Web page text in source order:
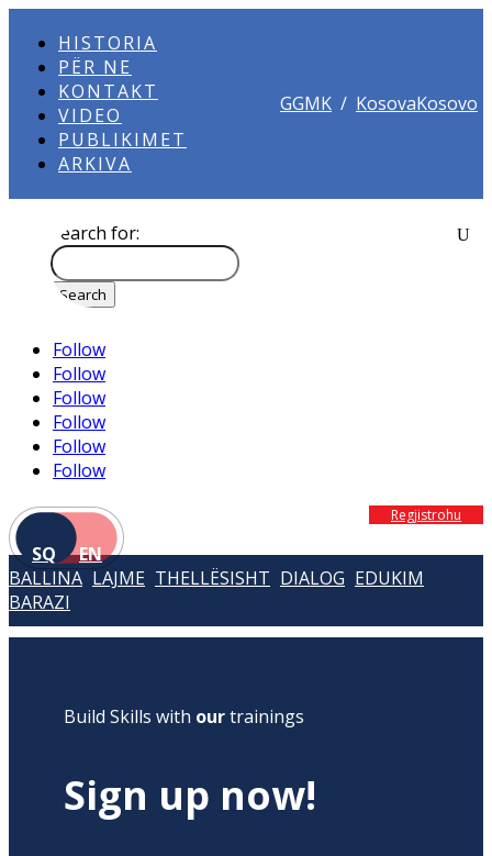
HISTORIA
PËR NE
KONTAKT
VIDEO
PUBLIKIMET
ARKIVA
GGMK / KosovaKosovo
Search for:
Follow
Follow
Follow
Follow
Follow
Follow
SQ EN
Regjistrohu
BALLINA LAJME THELLËSISHT DIALOG EDUKIM
BARAZI
Build Skills with ourtrainings
Sign up now!